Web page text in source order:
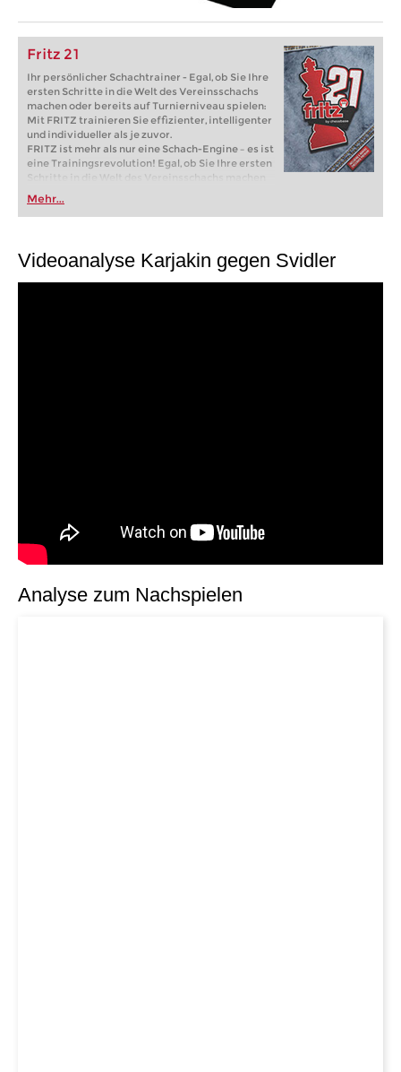
Fritz 21
Ihr persönlicher Schachtrainer - Egal, ob Sie Ihre
ersten Schritte in die Welt des Vereinsschachs
machen oder bereits auf Turnierniveau spielen:
Mit FRITZ trainieren Sie effizienter, intelligenter
und individueller als je zuvor.
FRITZ ist mehr als nur eine Schach-Engine – es ist
eine Trainingsrevolution! Egal, ob Sie Ihre ersten
Schritte in die Welt des Vereinsschachs machen
oder bereits auf Turnierniveau spielen: Mit
FRITZ trainieren Sie effizienter, intelligenter und
individueller als je zuvor.
Mehr...
Videoanalyse Karjakin gegen Svidler
Analyse zum Nachspielen